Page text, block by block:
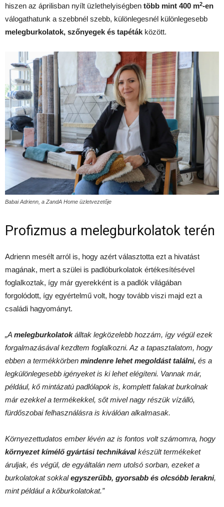
hiszen az áprilisban nyílt üzlethelyiségben több mint 400 m2-en
válogathatunk a szebbnél szebb, különlegesnél különlegesebb
melegburkolatok, szőnyegek és tapéták között.
Babai Adrienn, a ZandA Home üzletvezetője
Profizmus a melegburkolatok terén
Adrienn mesélt arról is, hogy azért választotta ezt a hivatást
magának, mert a szülei is padlóburkolatok értékesítésével
foglalkoztak, így már gyerekként is a padlók világában
forgolódott, így egyértelmű volt, hogy tovább viszi majd ezt a
családi hagyományt.
„A melegburkolatokálltak legközelebb hozzám, így végül ezek
forgalmazásával kezdtem foglalkozni. Az a tapasztalatom, hogy
ebben a termékkörben mindenre lehet megoldást találni, és a
legkülönlegesebb igényeket is ki lehet elégíteni. Vannak már,
például, kő mintázatú padlólapok is, komplett falakat burkolnak
már ezekkel a termékekkel, sőt mivel nagy részük vízálló,
fürdőszobai felhasználásra is kiválóan alkalmasak.
Környezettudatos ember lévén az is fontos volt számomra, hogy
környezet kímélő gyártási technikávalkészült termékeket
áruljak, és végül, de egyáltalán nem utolsó sorban, ezeket a
burkolatokat sokkalegyszerűbb, gyorsabb és olcsóbb lerakni,
mint például a kőburkolatokat.”